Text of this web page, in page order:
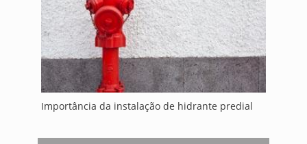
Importância da instalação de hidrante predial